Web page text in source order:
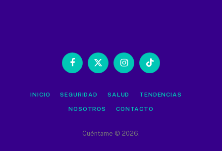
Facebook
X
InstagramTikTok
INICIO SEGURIDAD SALUD TENDENCIAS
NOSOTROS CONTACTO
Cuéntame © 2026.